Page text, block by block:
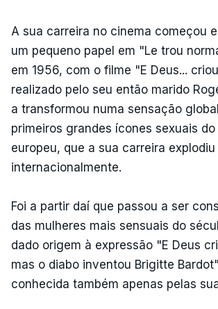
A sua carreira no cinema começou
um pequeno papel em "Le trou
em 1956, com o filme "E Deus...
realizado pelo seu então marido
a transformou numa sensação
primeiros grandes ícones sexuais
europeu, que a sua carreira explodiu
internacionalmente.
Foi a partir daí que passou a ser
das mulheres mais sensuais do
dado origem à expressão "E Deus
mas o diabo inventou Brigitte
conhecida também apenas pelas